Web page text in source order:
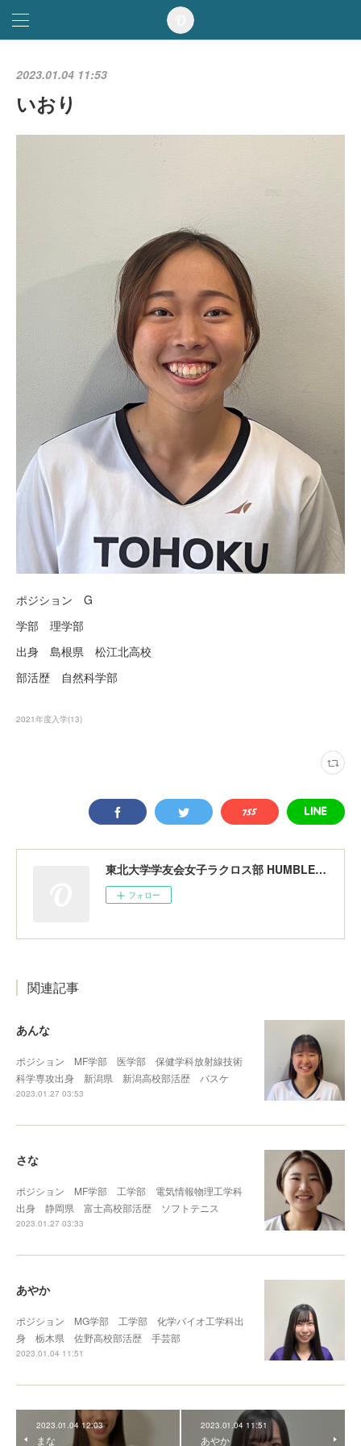
2023.01.04 11:53
いおり
ポジション G
学部 理学部
出身 島根県 松江北高校
部活歴 自然科学部
2021年度入学(13)
東北大学学友会女子ラクロス部 HUMBLERS
フォロー
関連記事
あんな
ポジション MF学部 医学部 保健学科放射線技術
科学専攻出身 新潟県 新潟高校部活歴 バスケ
2023.01.27 03:53
さな
ポジション MF学部 工学部 電気情報物理工学科
出身 静岡県 富士高校部活歴 ソフトテニス
2023.01.27 03:33
あやか
ポジション MG学部 工学部 化学バイオ工学科出
身 栃木県 佐野高校部活歴 手芸部
2023.01.04 11:51
2023.01.04 12:03
まな
2023.01.04 11:51
あやか